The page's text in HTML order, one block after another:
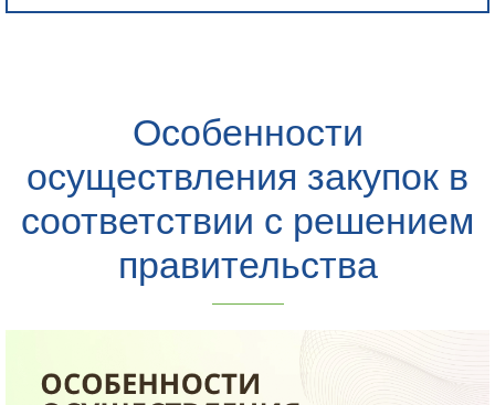
Особенности
осуществления закупок в
соответствии с решением
правительства